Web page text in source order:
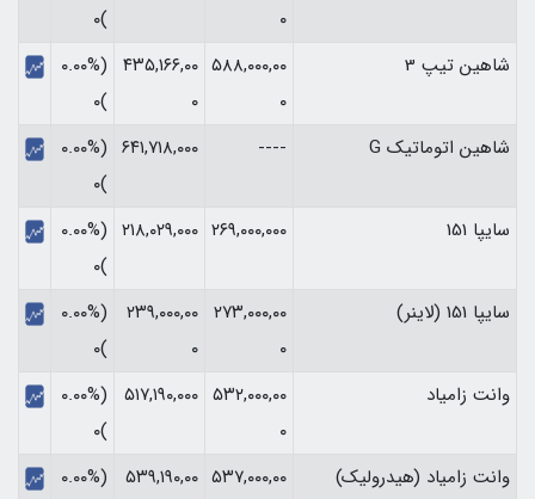
۰
)۰
شاهین تیپ 3
۵۸۸,۰۰۰,۰۰
۰
۴۳۵,۱۶۶,۰۰
۰
(۰.۰۰%
)۰
شاهین اتوماتیک G
---- ۶۴۱,۷۱۸,۰۰۰
(۰.۰۰%
)۰
سایپا 151
۲۶۹,۰۰۰,۰۰۰ ۲۱۸,۰۲۹,۰۰۰
(۰.۰۰%
)۰
سایپا 151 (لاینر)
۲۷۳,۰۰۰,۰۰
۰
۲۳۹,۰۰۰,۰۰
۰
(۰.۰۰%
)۰
وانت زامیاد
۵۳۲,۰۰۰,۰۰
۰
۵۱۷,۱۹۰,۰۰۰
(۰.۰۰%
)۰
وانت زامیاد (هیدرولیک)
۵۳۷,۰۰۰,۰۰ ۵۳۹,۱۹۰,۰۰
(۰.۰۰%